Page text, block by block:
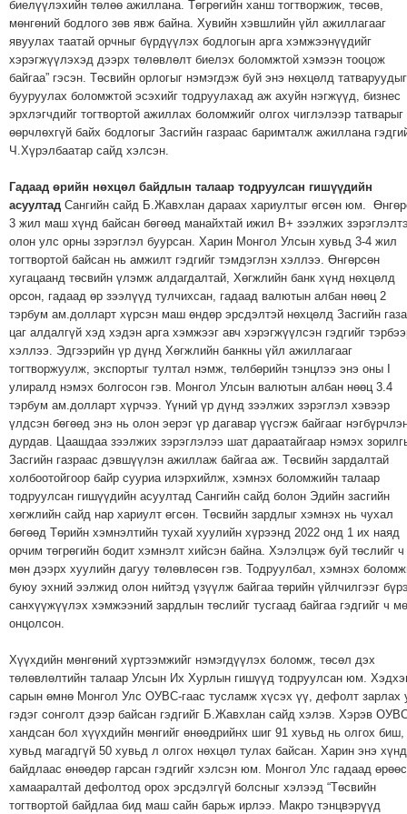
биелүүлэхийн төлөө ажиллана. Төгрөгийн ханш тогтворжиж, төсөв,
мөнгөний бодлого зөв явж байна. Хувийн хэвшлийн үйл ажиллагааг
явуулах таатай орчныг бүрдүүлэх бодлогын арга хэмжээнүүдийг
хэрэгжүүлэхэд дээрх төлөвлөлт биелэх боломжтой хэмээн тооцож
байгаа” гэсэн. Төсвийн орлогыг нэмэгдэж буй энэ нөхцөлд татваруудыг
бууруулах боломжтой эсэхийг тодруулахад аж ахуйн нэгжүүд, бизнес
эрхлэгчдийг тогтвортой ажиллах боломжийг олгох чиглэлээр татварыг
өөрчлөхгүй байх бодлогыг Засгийн газраас баримталж ажиллана
Ч.Хүрэлбаатар сайд хэлсэн.
Гадаад өрийн нөхцөл байдлын талаар тодруулсан гишүүдийн
асуултад Сангийн сайд Б.Жавхлан дараах хариултыг өгсөн юм.
3 жил маш хүнд байсан бөгөөд манайхтай ижил В+ зээлжих
олон улс орны зэрэглэл буурсан. Харин Монгол Улсын хувьд 3-4 жил
тогтвортой байсан нь амжилт гэдгийг тэмдэглэн хэллээ. Өнгөрсөн
хугацаанд төсвийн үлэмж алдагдалтай, Хөгжлийн банк хүнд нөхцөлд
орсон, гадаад өр зээлүүд тулчихсан, гадаад валютын албан нөөц 2
тэрбум ам.долларт хүрсэн маш өндөр эрсдэлтэй нөхцөлд Засгийн
цаг алдалгүй хэд хэдэн арга хэмжээг авч хэрэгжүүлсэн гэдгийг
хэллээ. Эдгээрийн үр дүнд Хөгжлийн банкны үйл ажиллагааг
тогтворжуулж, экспортыг тултал нэмж, төлбөрийн тэнцлээ энэ оны I
улиралд нэмэх болгосон гэв. Монгол Улсын валютын албан нөөц 3.4
тэрбум ам.долларт хүрчээ. Үүний үр дүнд зээлжих зэрэглэл хэвээр
үлдсэн бөгөөд энэ нь олон эерэг үр дагавар үүсгэж байгааг
дурдав. Цаашдаа зээлжих зэрэглэлээ шат дараатайгаар нэмэх
Засгийн газраас дэвшүүлэн ажиллаж байгаа аж. Төсвийн зардалтай
холбоотойгоор байр сууриа илэрхийлж, хэмнэх боломжийн талаар
тодруулсан гишүүдийн асуултад Сангийн сайд болон Эдийн засгийн
хөгжлийн сайд нар хариулт өгсөн. Төсвийн зардлыг хэмнэх нь чухал
бөгөөд Төрийн хэмнэлтийн тухай хуулийн хүрээнд 2022 онд 1 их наяд
орчим төгрөгийн бодит хэмнэлт хийсэн байна. Хэлэлцэж буй төслийг ч
мөн дээрх хуулийн дагуу төлөвлөсөн гэв. Тодруулбал, хэмнэх
буюу эхний ээлжид олон нийтэд үзүүлж байгаа төрийн үйлчилгээг
санхүүжүүлэх хэмжээний зардлын төслийг тусгаад байгаа гэдгийг ч
онцолсон.
Хүүхдийн мөнгөний хүртээмжийг нэмэгдүүлэх боломж, төсөл дэх
төлөвлөлтийн талаар Улсын Их Хурлын гишүүд тодруулсан юм.
сарын өмнө Монгол Улс ОУВС-гаас тусламж хүсэх үү, дефолт зарлах
гэдэг сонголт дээр байсан гэдгийг Б.Жавхлан сайд хэлэв. Хэрэв
хандсан бол хүүхдийн мөнгийг өнөөдрийнх шиг 91 хувьд нь олгох биш,
хувьд магадгүй 50 хувьд л олгох нөхцөл тулах байсан. Харин энэ хүнд
байдлаас өнөөдөр гарсан гэдгийг хэлсэн юм. Монгол Улс гадаад өрөөс
хамааралтай дефолтод орох эрсдэлгүй болсныг хэлээд “Төсвийн
тогтвортой байдлаа бид маш сайн барьж ирлээ. Макро тэнцвэрүүд